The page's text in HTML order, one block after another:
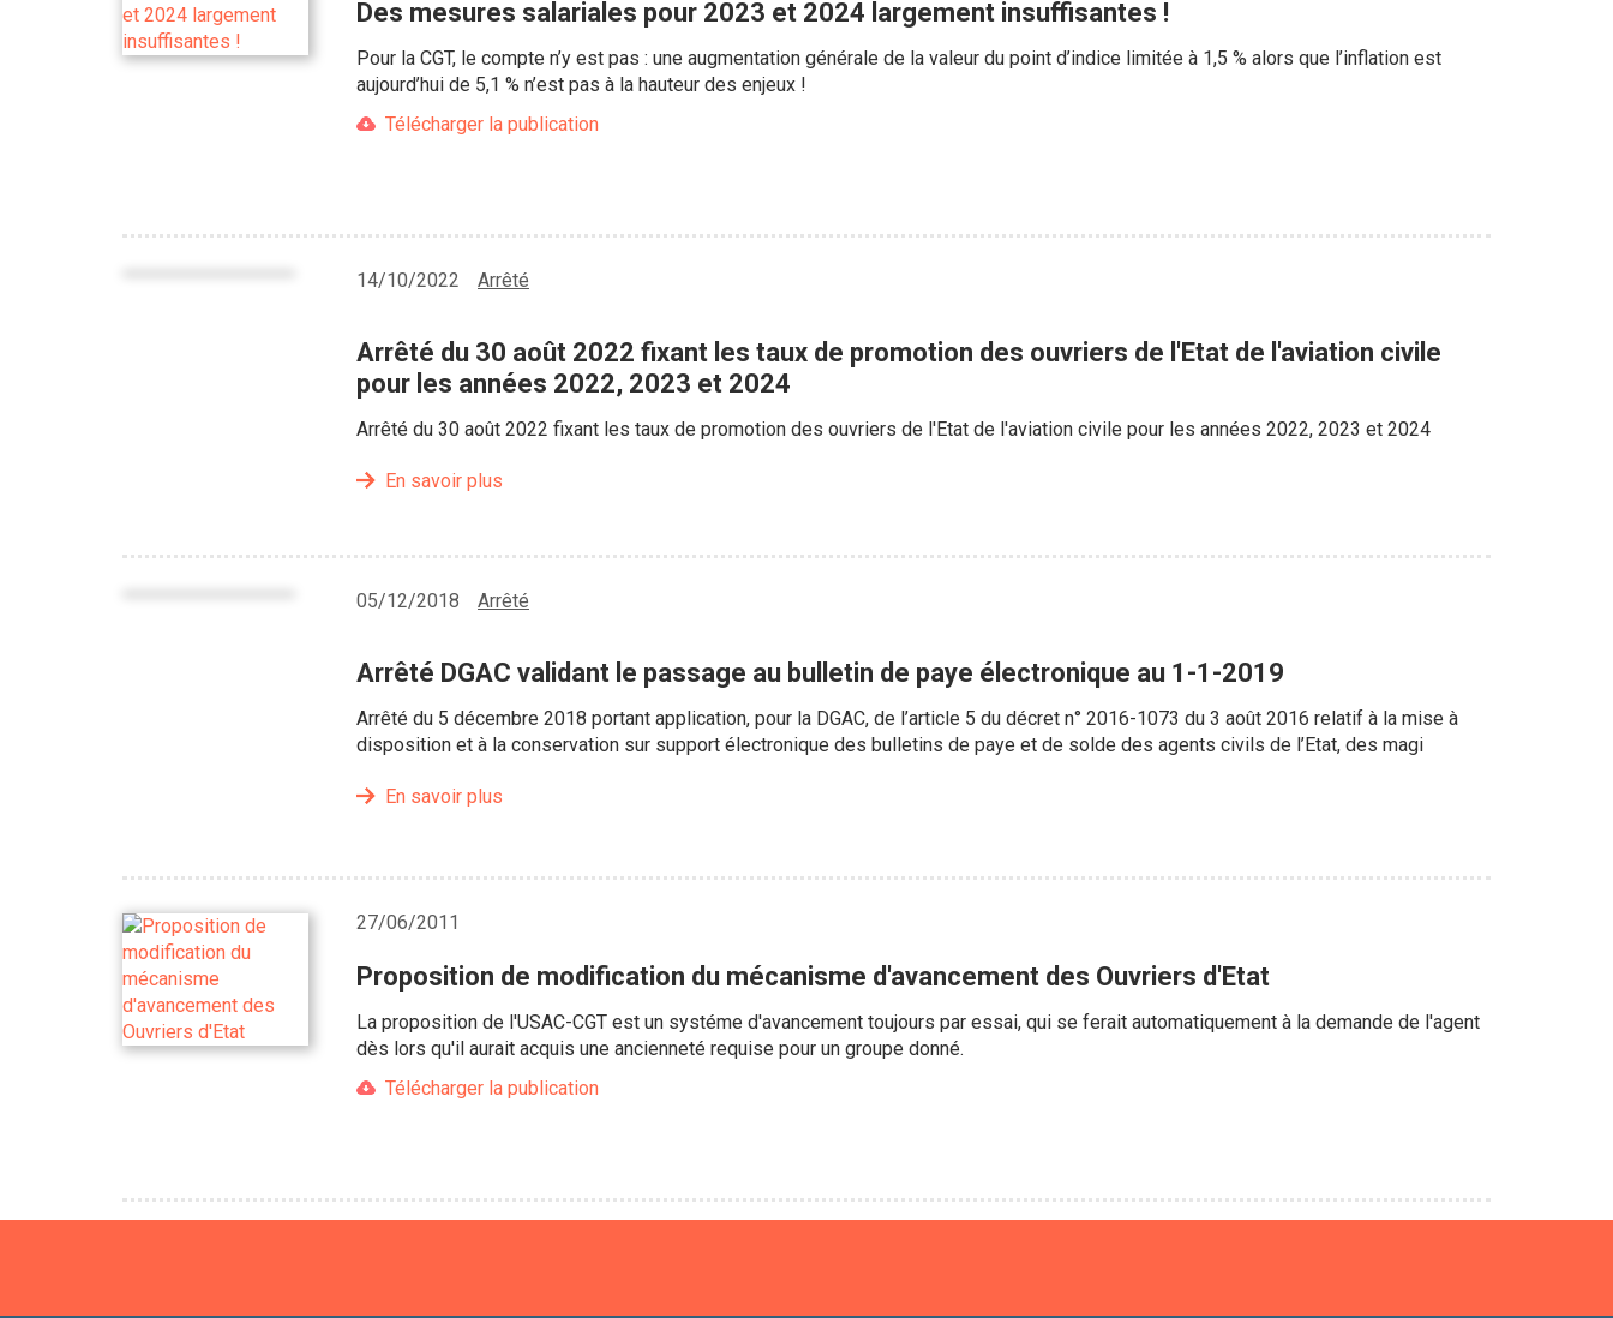
Des mesures salariales pour 2023 et 2024 largement insuffisantes !
Pour la CGT, le compte n’y est pas : une augmentation générale de la valeur du point d’indice limitée à 1,5 % alors que l’inflation est
aujourd’hui de 5,1 % n’est pas à la hauteur des enjeux !
Télécharger la publication
14/10/2022 Arrêté
Arrêté du 30 août 2022 fixant les taux de promotion des ouvriers de l'Etat de l'aviation civile
pour les années 2022, 2023 et 2024
Arrêté du 30 août 2022 fixant les taux de promotion des ouvriers de l'Etat de l'aviation civile pour les années 2022, 2023 et 2024
En savoir plus
05/12/2018 Arrêté
Arrêté DGAC validant le passage au bulletin de paye électronique au 1-1-2019
Arrêté du 5 décembre 2018 portant application, pour la DGAC, de l’article 5 du décret n° 2016-1073 du 3 août 2016 relatif à la mise à
disposition et à la conservation sur support électronique des bulletins de paye et de solde des agents civils de l’Etat, des magi
En savoir plus
27/06/2011
Proposition de modification du mécanisme d'avancement des Ouvriers d'Etat
La proposition de l'USAC-CGT est un systéme d'avancement toujours par essai, qui se ferait automatiquement à la demande de l'agent
dès lors qu'il aurait acquis une ancienneté requise pour un groupe donné.
Télécharger la publication